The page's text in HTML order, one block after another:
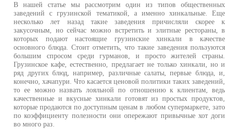
В нашей статье мы рассмотрим один из типов общественных
заведений с грузинской тематикой, а именно хинкальные. Еще
несколько лет назад такие заведения причисляли скорее к
закусочным, но сейчас можно встретить и элитные рестораны, в
которых подают настоящие грузинские хинкали в качестве
основного блюда. Стоит отметить, что такие заведения пользуются
большим спросом среди гурманов, и просто жителей страны.
Грузинское кафе, естественно, предлагает не только хинкали, но и
ряд других блюд, например, различные салаты, первые блюда, и,
конечно, хачапури. Что касается ценовой политики таких заведений,
то ее можно назвать лояльной по отношению к клиентам, ведь
качественные и вкусные хинкали готовят из простых продуктов,
которые продаются по доступным ценам в любом супермаркете, зато
по коэффициенту полезности они опережают привычные хот доги
во много раз.